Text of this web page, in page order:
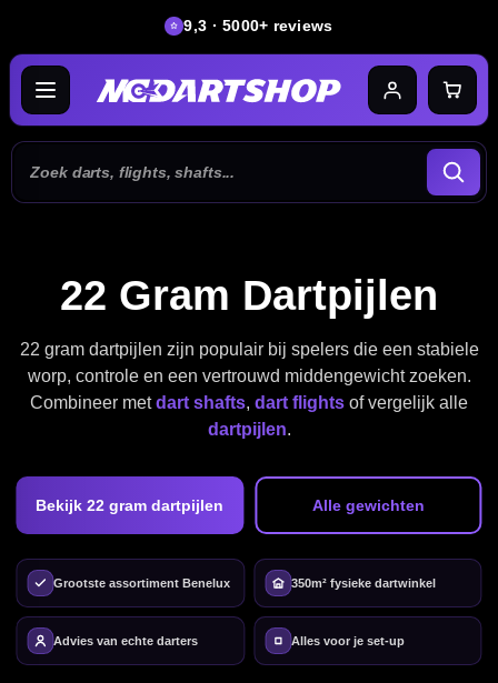
9,3 · 5000+ reviews
22 Gram Dartpijlen
22 gram dartpijlen zijn populair bij spelers die een stabiele
worp, controle en een vertrouwd middengewicht zoeken.
Combineer metdart shafts, dart flights of vergelijk alle
dartpijlen.
Bekijk 22 gram dartpijlen Alle gewichten
Grootste assortiment Benelux 350m² fysieke dartwinkel
Advies van echte darters Alles voor je set-up